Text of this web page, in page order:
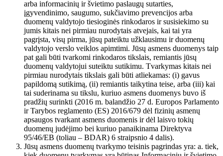
arba informacinių ir švietimo paslaugų sutarties,
įgyvendinimo, saugumo, sukčiavimo prevencijos arba
duomenų valdytojo tiesioginės rinkodaros ir susisiekimo su
jumis kitais nei pirmiau nurodytais atvejais, kai tai yra
pagrįsta, visų pirma, jūsų pateiktu užklausimu ir duomenų
valdytojo verslo veiklos apimtimi. Jūsų asmens duomenys taip
pat gali būti tvarkomi rinkodaros tikslais, remiantis jūsų
duomenų valdytojui suteiktu sutikimu. Tvarkymas kitais nei
pirmiau nurodytais tikslais gali būti atliekamas: (i) gavus
papildomą sutikimą, (ii) remiantis taikytina teise, arba (iii) kai
tai suderinama su tikslu, kuriuo asmens duomenys buvo iš
pradžių surinkti (2016 m. balandžio 27 d. Europos Parlamento
ir Tarybos reglamento (ES) 2016/679 dėl fizinių asmenų
apsaugos tvarkant asmens duomenis ir dėl laisvo tokių
duomenų judėjimo bei kuriuo panaikinama Direktyva
95/46/EB (toliau – BDAR) 6 straipsnio 4 dalis).
Jūsų asmens duomenų tvarkymo teisinis pagrindas yra: a. tiek,